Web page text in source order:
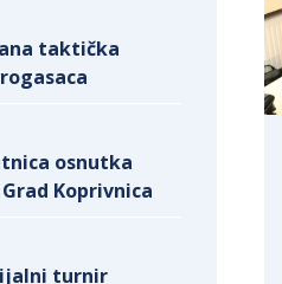
taktička
osnutka
Grad Koprivnica
turnir